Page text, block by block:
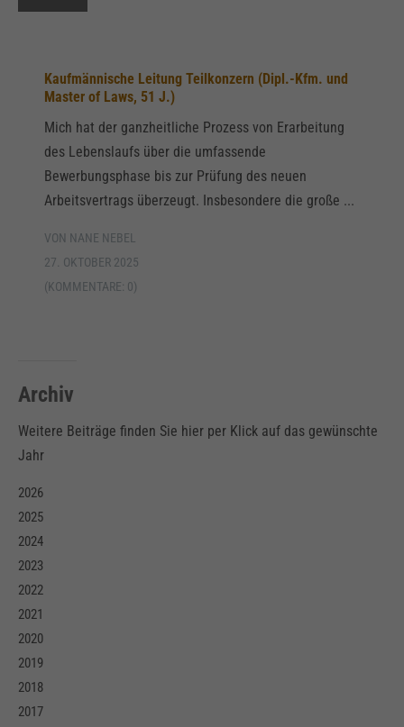
Kaufmännische Leitung Teilkonzern (Dipl.-Kfm. und
Master of Laws, 51 J.)
Mich hat der ganzheitliche Prozess von Erarbeitung
des Lebenslaufs über die umfassende
Bewerbungsphase bis zur Prüfung des neuen
Arbeitsvertrags überzeugt. Insbesondere die große ...
VON NANE NEBEL
27. OKTOBER 2025
(KOMMENTARE: 0)
Archiv
Weitere Beiträge finden Sie hier per Klick auf das gewünschte
Jahr
2026
2025
2024
2023
2022
2021
2020
2019
2018
2017